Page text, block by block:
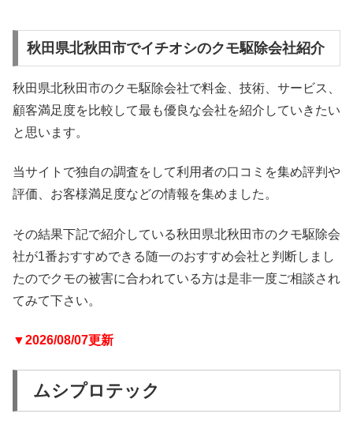
秋田県北秋田市でイチオシのクモ駆除会社紹介
秋田県北秋田市のクモ駆除会社で料金、技術、サービス、
顧客満足度を比較して最も優良な会社を紹介していきたい
と思います。
当サイトで独自の調査をして利用者の口コミを集め評判や
評価、お客様満足度などの情報を集めました。
その結果下記で紹介している秋田県北秋田市のクモ駆除会
社が1番おすすめできる随一のおすすめ会社と判断しまし
たのでクモの被害に合われている方は是非一度ご相談され
てみて下さい。
▼2026/08/07更新
ムシプロテック